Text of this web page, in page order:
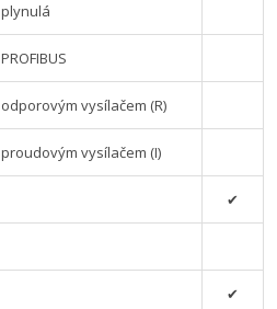
plynulá
PROFIBUS
odporovým vysílačem (R)
proudovým vysílačem (I)
✔
✔